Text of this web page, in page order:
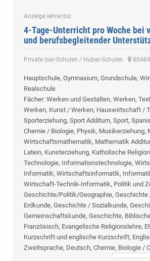
Anzeige lehrer.biz
4-Tage-Unterricht pro Woche bei
und berufsbegleitender
Private Isar-Schulen / Huber-Schulen
Hauptschule, Gymnasium, Grundschule,
Realschule
Fächer: Werken und Gestalten, Werken,
Werken, Kunst / Werken, Hauswirtschaft /
Sporterziehung, Sport Additum, Sport,
Chemie / Biologie, Physik, Musikerziehung,
Wirtschaftsmathematik, Mathematik
Latein, Kunsterziehung, Katholische
Technologie, Informationstechnologie,
Informatik, Wirtschaftsinformatik,
Wirtschaft-Technik-Informatik, Politik und
Geschichte/Politik/Geographie, Geschichte
Erdkunde, Geschichte / Sozialkunde,
Gemeinschaftskunde, Geschichte,
Französisch, Evangelische Religionslehre,
Kurzschrift und englische Kurzschrift,
Zweitsprache, Deutsch, Chemie, Biologie /